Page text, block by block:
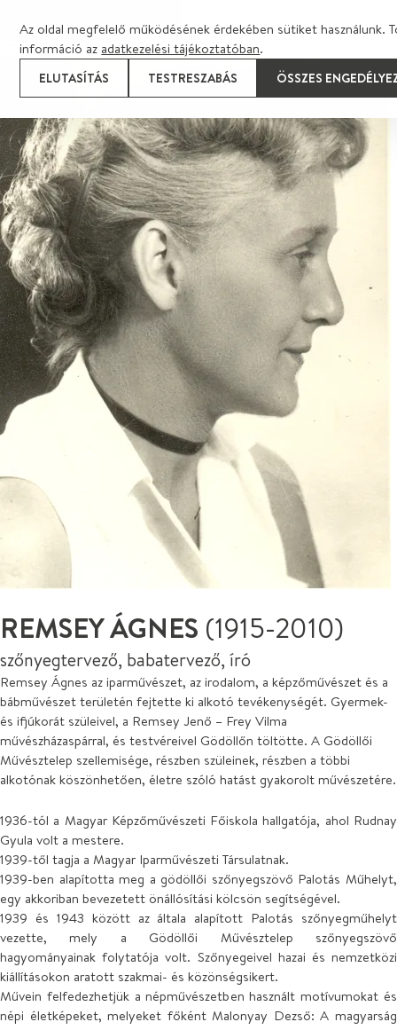
Az oldal megfelelő működésének érdekében sütiket használunk.
információ az adatkezelési tájékoztatóban.
ELUTASÍTÁS
TESTRESZABÁS ÖSSZES
REMSEY ÁGNES (1915-2010)
szőnyegtervező, babatervező, író
Remsey Ágnes az iparművészet, az irodalom, a képzőművészet és a
bábművészet területén fejtette ki alkotó tevékenységét. Gyermek-
és ifjúkorát szüleivel, a Remsey Jenő – Frey Vilma
művészházaspárral, és testvéreivel Gödöllőn töltötte. A Gödöllői
Művésztelep szellemisége, részben szüleinek, részben a többi
alkotónak köszönhetően, életre szóló hatást gyakorolt művészetére.
1936-tól a Magyar Képzőművészeti Főiskola hallgatója, ahol Rudnay
Gyula volt a mestere.
1939-től tagja a Magyar Iparművészeti Társulatnak.
1939-ben alapította meg a gödöllői szőnyegszövő Palotás Műhelyt,
egy akkoriban bevezetett önállósítási kölcsön segítségével.
1939 és 1943 között az általa alapított Palotás szőnyegműhelyt
vezette, mely a Gödöllői Művésztelep szőnyegszövő
hagyományainak folytatója volt. Szőnyegeivel hazai és nemzetközi
kiállításokon aratott szakmai- és közönségsikert.
Művein felfedezhetjük a népművészetben használt motívumokat és
népi életképeket, melyeket főként Malonyay Dezső: A magyarság